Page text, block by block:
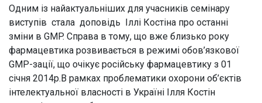
Одним із найактуальніших для учасників семінару
виступів стала доповідь Іллі Костіна про останні
зміни в GMP. Справа в тому, що вже близько року
фармацевтика розвивається в режимі обов’язкової
GMP-зації, що очікує російську фармацевтику з 01
січня 2014р.В рамках проблематики охорони об’єктів
інтелектуальної власності в Україні Ілля Костін